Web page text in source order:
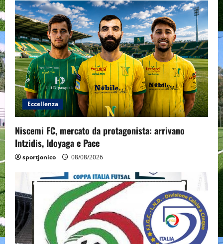
Eccellenza
Niscemi FC, mercato da protagonista: arrivano
Intzidis, Idoyaga e Pace
sportjonico 08/08/2026